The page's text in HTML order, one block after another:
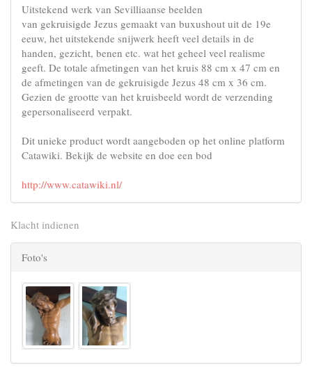
Uitstekend werk van Sevilliaanse beelden
van gekruisigde Jezus gemaakt van buxushout uit de 19e
eeuw, het uitstekende snijwerk heeft veel details in de
handen, gezicht, benen etc. wat het geheel veel realisme
geeft. De totale afmetingen van het kruis 88 cm x 47 cm en
de afmetingen van de gekruisigde Jezus 48 cm x 36 cm.
Gezien de grootte van het kruisbeeld wordt de verzending
gepersonaliseerd verpakt.
Dit unieke product wordt aangeboden op het online platform
Catawiki. Bekijk de website en doe een bod
http://www.catawiki.nl/
Klacht indienen
Foto's